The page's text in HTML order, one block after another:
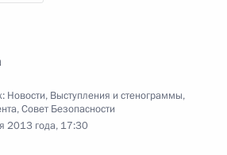
Новости, Выступления и стенограммы,
,Совет Безопасности
2013 года, 17:30